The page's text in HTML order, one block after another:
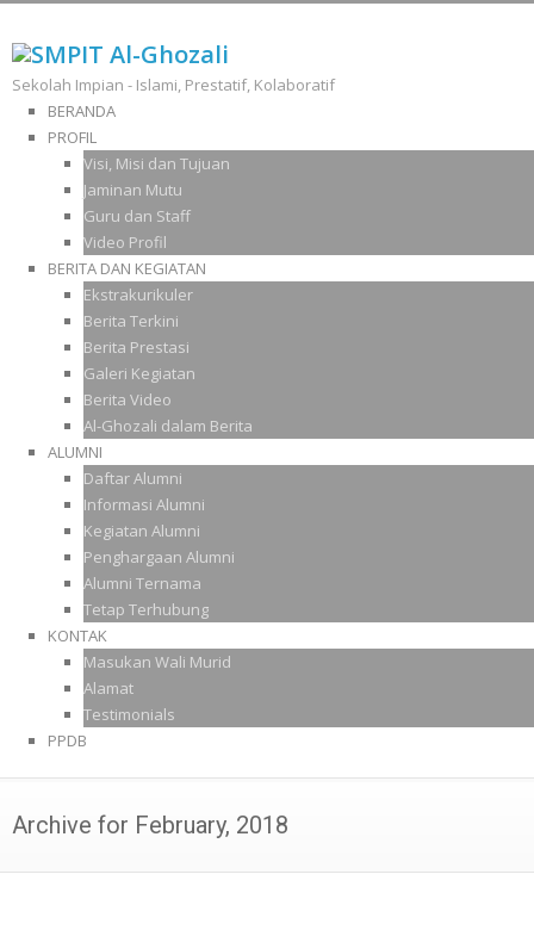
Sekolah Impian - Islami, Prestatif, Kolaboratif
BERANDA
PROFIL
Visi, Misi dan Tujuan
Jaminan Mutu
Guru dan Staff
Video Profil
BERITA DAN KEGIATAN
Ekstrakurikuler
Berita Terkini
Berita Prestasi
Galeri Kegiatan
Berita Video
Al-Ghozali dalam Berita
ALUMNI
Daftar Alumni
Informasi Alumni
Kegiatan Alumni
Penghargaan Alumni
Alumni Ternama
Tetap Terhubung
KONTAK
Masukan Wali Murid
Alamat
Testimonials
PPDB
Archive for February, 2018